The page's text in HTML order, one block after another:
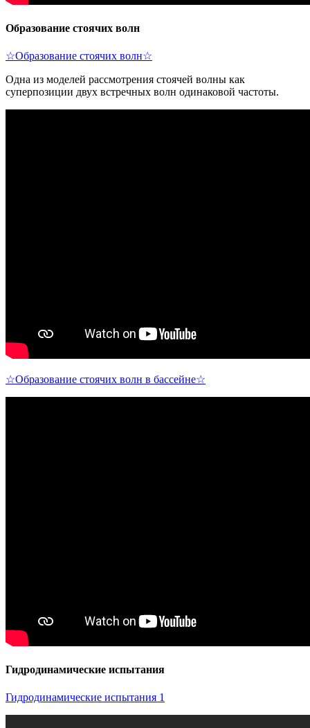
Образование стоячих волн
☆Образование стоячих волн☆
Одна из моделей рассмотрения стоячей волны как
суперпозиции двух встречных волн одинаковой частоты.
☆Образование стоячих волн в бассейне☆
Гидродинамические испытания
Гидродинамические испытания 1